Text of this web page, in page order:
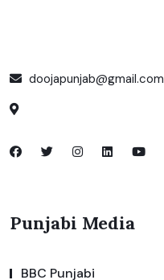
doojapunjab@gmail.com
Punjabi Media
BBC Punjabi